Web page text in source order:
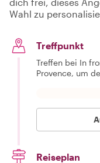
Wahl zu
Treffpunkt
Treffen bei In
Provence, um
Reiseplan